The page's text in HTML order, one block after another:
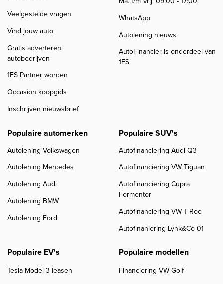
Veelgestelde vragen
Vind jouw auto
Gratis adverteren
autobedrijven
1FS Partner worden
Occasion koopgids
Inschrijven nieuwsbrief
WhatsApp
Autolening nieuws
AutoFinancier is onderdeel van
1FS
Populaire automerken
Autolening Volkswagen
Autolening Mercedes
Autolening Audi
Autolening BMW
Autolening Ford
Populaire SUV's
Autofinanciering Audi Q3
Autofinanciering VW Tiguan
Autofinanciering Cupra
Formentor
Autofinanciering VW T-Roc
Autofinaniering Lynk&Co 01
Populaire EV's
Tesla Model 3 leasen
Populaire modellen
Financiering VW Golf